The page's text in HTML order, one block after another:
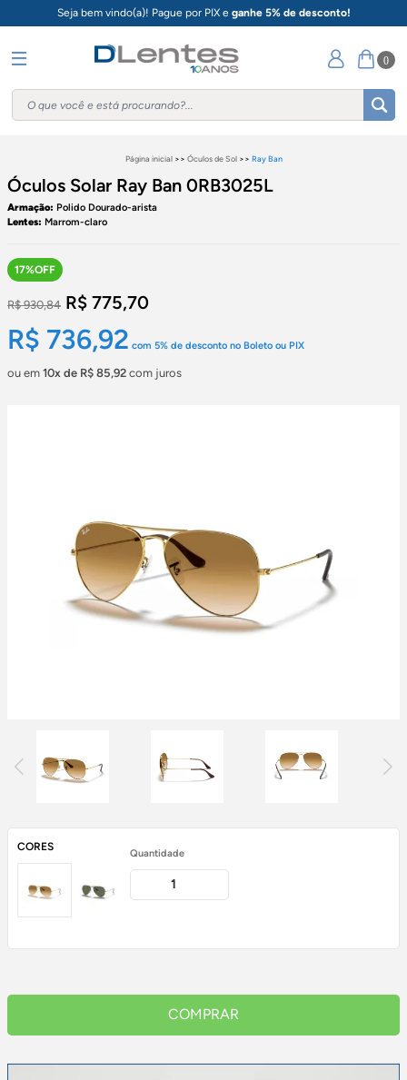
Seja bem vindo(a)! Pague por PIX e ganhe 5% de desconto!
0
Página inicial>> Óculos de Sol>> Ray Ban
Óculos Solar Ray Ban 0RB3025L
Armação: Polido Dourado-arista
Lentes: Marrom-claro
17%OFF
R$ 930,84 R$ 775,70
R$ 736,92 com 5% de desconto no Boleto ou PIX
ou em 10x de R$ 85,92 com juros
CORES
Quantidade
COMPRAR